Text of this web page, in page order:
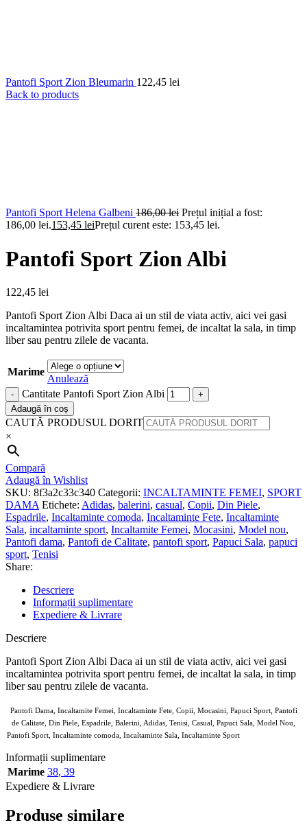
Pantofi Sport Zion Bleumarin 122,45 lei
Back to products
Pantofi Sport Helena Galbeni 186,00lei Prețul inițial a fost:
186,00 lei.153,45 leiPrețul curent este: 153,45 lei.
Pantofi Sport Zion Albi
122,45 lei
Pantofi Sport Zion Albi Daca ai un stil de viata activ, aici vei gasi
incaltamintea potrivita sport pentru femei, de incaltat la sala, in timp
liber sau pentru zilele de vacanta.
Marime
Anulează
Cantitate Pantofi Sport Zion Albi
Adaugă în coș
CAUTĂ PRODUSUL DORIT
×
Compară
Adaugă în Wishlist
SKU: 8f3a2c33c340 Categorii: INCALTAMINTE FEMEI, SPORT
DAMA Etichete: Adidas, balerini, casual, Copii, Din Piele,
Espadrile, Incaltaminte comoda, Incaltaminte Fete, Incaltaminte
Sala, incaltaminte sport, Incaltamite Femei, Mocasini, Model nou,
Pantofi dama, Pantofi de Calitate, pantofi sport, Papuci Sala, papuci
sport, Tenisi
Share:
Descriere
Informații suplimentare
Expediere & Livrare
Descriere
Pantofi Sport Zion Albi Daca ai un stil de viata activ, aici vei gasi
incaltamintea potrivita sport pentru femei, de incaltat la sala, in timp
liber sau pentru zilele de vacanta.
Pantofi Dama, Incaltamite Femei, Incaltaminte Fete, Copii, Mocasini, Papuci Sport, Pantofi
de Calitate, Din Piele, Espadrile, Balerini, Adidas, Tenisi, Casual, Papuci Sala, Model Nou,
Pantofi Sport, Incaltaminte comoda, Incaltaminte Sala, Incaltaminte Sport
Informații suplimentare
Marime 38, 39
Expediere & Livrare
Produse similare